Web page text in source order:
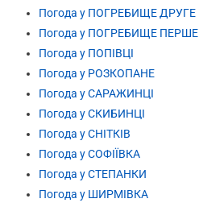
Погода у ПОГРЕБИЩЕ ДРУГЕ
Погода у ПОГРЕБИЩЕ ПЕРШЕ
Погода у ПОПІВЦІ
Погода у РОЗКОПАНЕ
Погода у САРАЖИНЦІ
Погода у СКИБИНЦІ
Погода у СНІТКІВ
Погода у СОФІЇВКА
Погода у СТЕПАНКИ
Погода у ШИРМІВКА